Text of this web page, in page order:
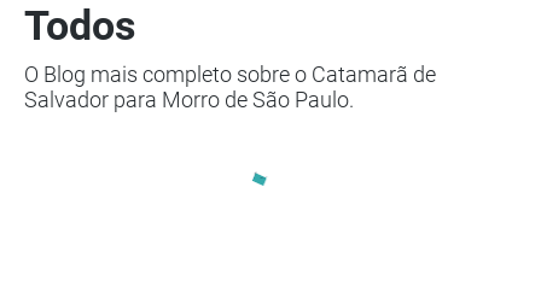
Todos
O Blog mais completo sobre o Catamarã de
Salvador para Morro de São Paulo.